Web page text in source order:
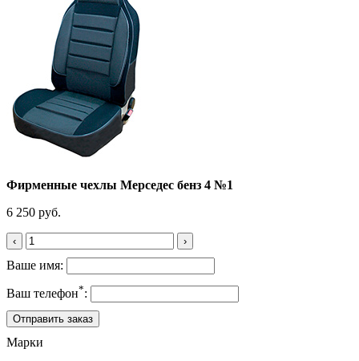
Фирменные чехлы Мерседес бенз 4 №1
6 250 руб.
‹ ›
Ваше имя:
Ваш телефон*:
Марки